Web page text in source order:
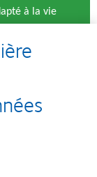
à la vie
à niveau.
ci-dessous et
le suivi.